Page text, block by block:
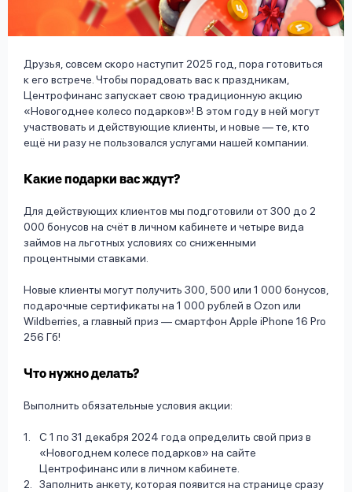
Друзья, совсем скоро наступит 2025 год, пора готовиться
к его встрече. Чтобы порадовать вас к праздникам,
Центрофинанс запускает свою традиционную акцию
«Новогоднее колесо подарков»! В этом году в ней могут
участвовать и действующие клиенты, и новые — те, кто
ещё ни разу не пользовался услугами нашей компании.
Какие подарки вас ждут?
Для действующих клиентов мы подготовили от 300 до 2
000 бонусов на счёт в личном кабинете и четыре вида
займов на льготных условиях со сниженными
процентными ставками.
Новые клиенты могут получить 300, 500 или 1 000 бонусов,
подарочные сертификаты на 1 000 рублей в Ozon или
Wildberries, а главный приз — смартфон Apple iPhone 16 Pro
256 Гб!
Что нужно делать?
Выполнить обязательные условия акции:
С 1 по 31 декабря 2024 года определить свой приз в
«Новогоднем колесе подарков» на сайте
Центрофинанс или в личном кабинете.
Заполнить анкету, которая появится на странице сразу
Оформить заявку
Ответы
на
данных